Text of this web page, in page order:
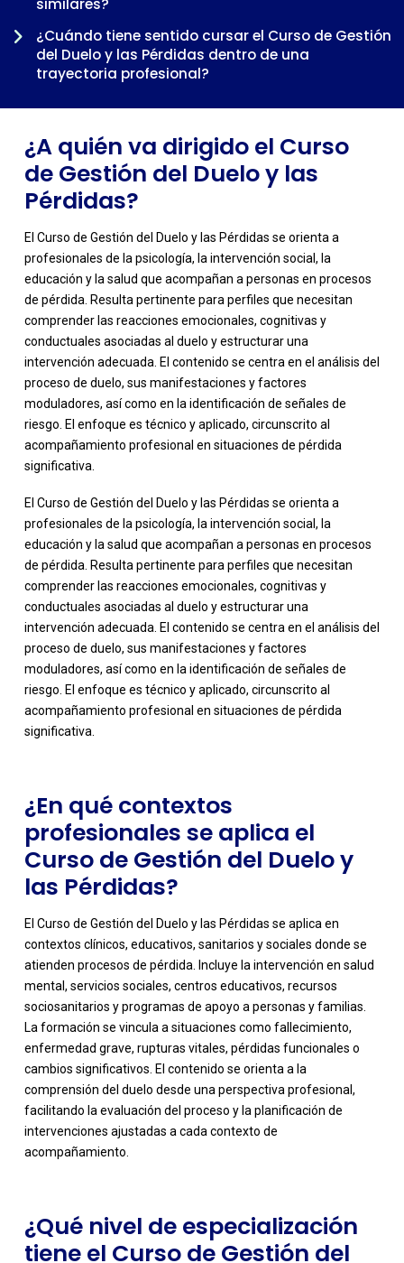
similares?
¿Cuándo tiene sentido cursar el Curso de Gestión
del Duelo y las Pérdidas dentro de una
trayectoria profesional?
¿A quién va dirigido el Curso
de Gestión del Duelo y las
Pérdidas?
El Curso de Gestión del Duelo y las Pérdidas se orienta a
profesionales de la psicología, la intervención social, la
educación y la salud que acompañan a personas en procesos
de pérdida. Resulta pertinente para perfiles que necesitan
comprender las reacciones emocionales, cognitivas y
conductuales asociadas al duelo y estructurar una
intervención adecuada. El contenido se centra en el análisis del
proceso de duelo, sus manifestaciones y factores
moduladores, así como en la identificación de señales de
riesgo. El enfoque es técnico y aplicado, circunscrito al
acompañamiento profesional en situaciones de pérdida
significativa.
El Curso de Gestión del Duelo y las Pérdidas se orienta a
profesionales de la psicología, la intervención social, la
educación y la salud que acompañan a personas en procesos
de pérdida. Resulta pertinente para perfiles que necesitan
comprender las reacciones emocionales, cognitivas y
conductuales asociadas al duelo y estructurar una
intervención adecuada. El contenido se centra en el análisis del
proceso de duelo, sus manifestaciones y factores
moduladores, así como en la identificación de señales de
riesgo. El enfoque es técnico y aplicado, circunscrito al
acompañamiento profesional en situaciones de pérdida
significativa.
-
¿En qué contextos
profesionales se aplica el
Curso de Gestión del Duelo y
las Pérdidas?
El Curso de Gestión del Duelo y las Pérdidas se aplica en
contextos clínicos, educativos, sanitarios y sociales donde se
atienden procesos de pérdida. Incluye la intervención en salud
mental, servicios sociales, centros educativos, recursos
sociosanitarios y programas de apoyo a personas y familias.
La formación se vincula a situaciones como fallecimiento,
enfermedad grave, rupturas vitales, pérdidas funcionales o
cambios significativos. El contenido se orienta a la
comprensión del duelo desde una perspectiva profesional,
facilitando la evaluación del proceso y la planificación de
intervenciones ajustadas a cada contexto de
acompañamiento.
-
¿Qué nivel de especialización
tiene el Curso de Gestión del